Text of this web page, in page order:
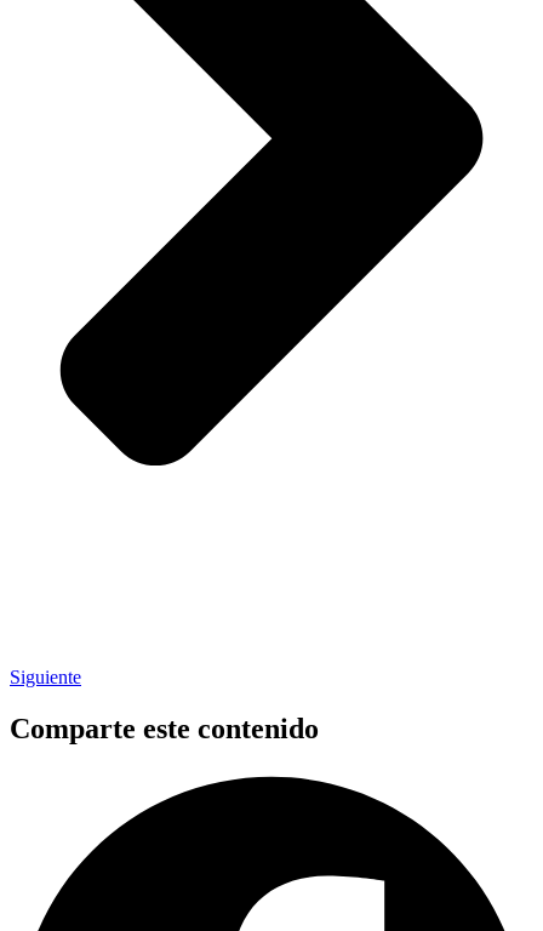
Siguiente
Comparte este contenido